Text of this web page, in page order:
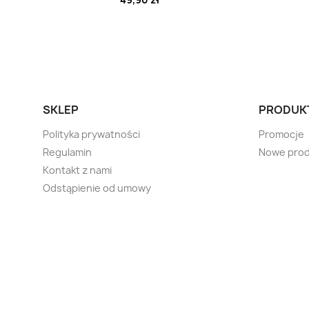
SKLEP
Polityka prywatności
Regulamin
Kontakt z nami
Odstąpienie od umowy
Promocje
Nowe